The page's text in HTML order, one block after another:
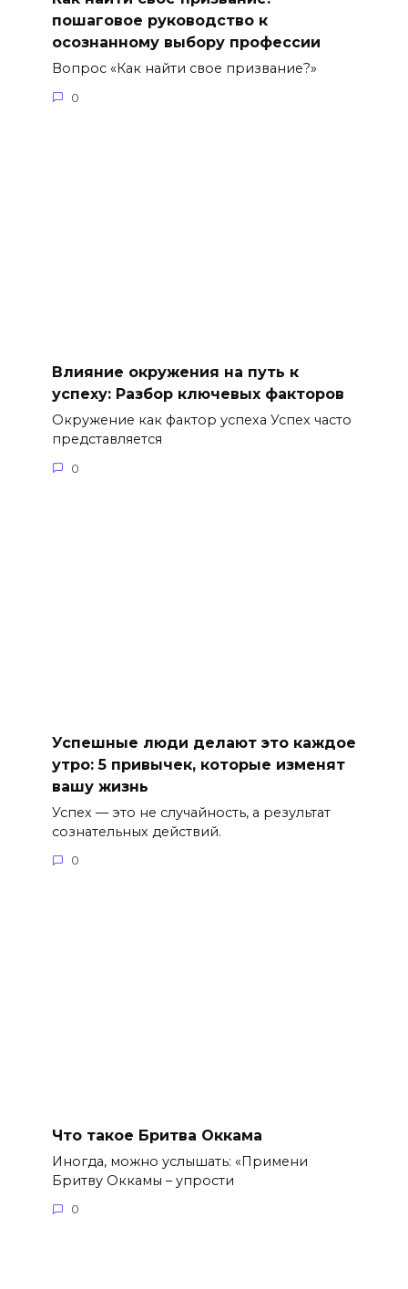
пошаговое руководство к
осознанному выбору профессии
Вопрос «Как найти свое призвание?»
0
Влияние окружения на путь к
успеху: Разбор ключевых факторов
Окружение как фактор успеха Успех часто
представляется
0
Успешные люди делают это каждое
утро: 5 привычек, которые изменят
вашу жизнь
Успех — это не случайность, а результат
сознательных действий.
0
Что такое Бритва Оккама
Иногда, можно услышать: «Примени
Бритву Оккамы – упрости
0